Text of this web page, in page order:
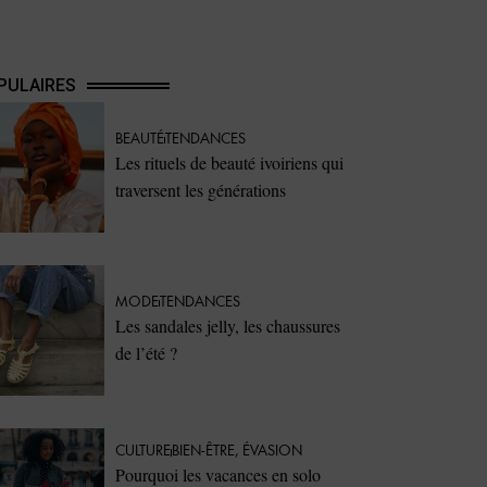
BEAUTÉTENDANCES
Les rituels de beauté ivoiriens qui
traversent les générations
MODETENDANCES
Les sandales jelly, les chaussures
de l’été ?
CULTUREBIEN-ÊTRE, ÉVASION
Pourquoi les vacances en solo